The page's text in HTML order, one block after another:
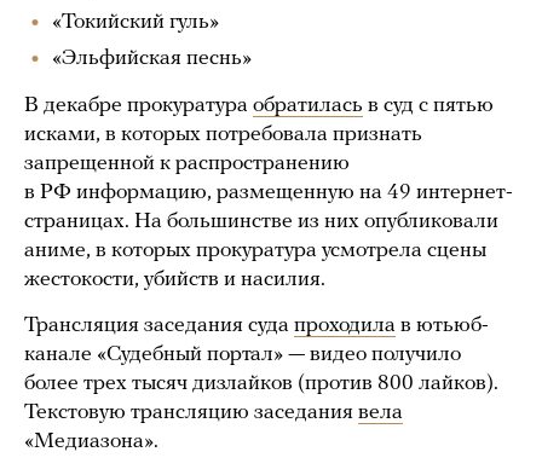
«Токийский гуль»
«Эльфийская песнь»
В декабре прокуратура обратилась в суд с пятью
исками, в которых потребовала признать
запрещенной к распространению
в РФ информацию, размещенную на 49 интернет-
страницах. На большинстве из них опубликовали
аниме, в которых прокуратура усмотрела сцены
жестокости, убийств и насилия.
Трансляция заседания суда проходила в ютьюб-
канале «Судебный портал» — видео получило
более трех тысяч дизлайков (против 800 лайков).
Текстовую трансляцию заседания вела
«Медиазона».